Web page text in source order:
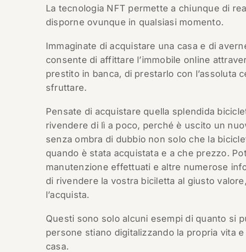
La tecnologia NFT permette a chiunque di
disporne ovunque in qualsiasi momento.
Immaginate di acquistare una casa e di
consente di affittare l’immobile online
prestito in banca, di prestarlo con l’assoluta
sfruttare.
Pensate di acquistare quella splendida
rivendere di lì a poco, perché è uscito un
senza ombra di dubbio non solo che la
quando è stata acquistata e a che prezzo.
manutenzione effettuati e altre numerose
di rivendere la vostra biciletta al giusto
l’acquista.
Questi sono solo alcuni esempi di quanto si
persone stiano digitalizzando la propria vita
casa.